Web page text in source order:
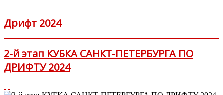
Дрифт 2024
2-й этап КУБКА САНКТ-ПЕТЕРБУРГА ПО
ДРИФТУ 2024